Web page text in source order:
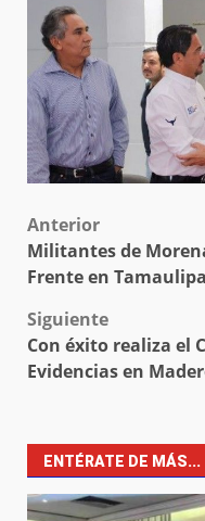
Post
navigation
Anterior
Militantes de
Frente en
Siguiente
Con éxito realiza el
Evidencias en
ENTÉRATE DE MÁS...